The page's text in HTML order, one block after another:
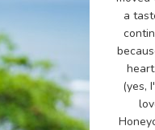
a
(yes,